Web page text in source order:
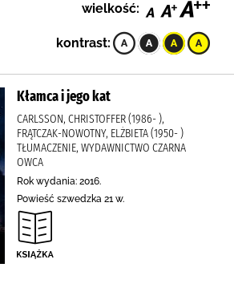
wielkość:
kontrast:
Kłamca i jego kat
CARLSSON, CHRISTOFFER (1986- ),
FRĄTCZAK-NOWOTNY, ELŻBIETA (1950- )
TŁUMACZENIE, WYDAWNICTWO CZARNA
OWCA
Rok wydania: 2016.
Powieść szwedzka 21 w.